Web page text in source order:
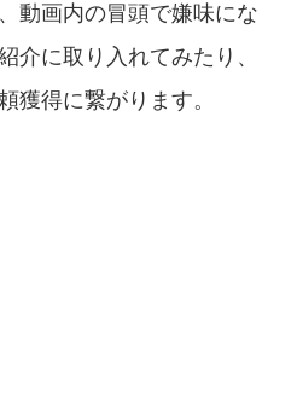
動画内の冒頭で嫌味にな
介に取り入れてみたり、
獲得に繋がります。